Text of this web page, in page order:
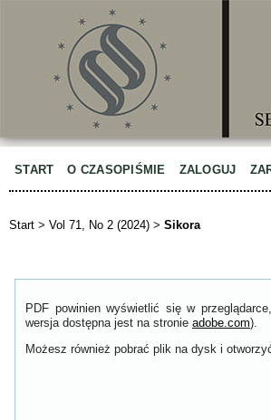
START O CZASOPIŚMIE ZALOGUJ
Start > Vol 71, No 2 (2024) > Sikora
PDF powinien wyświetlić się w
wersja dostępna jest na stronie adobe.com).
Możesz również pobrać plik na dysk i